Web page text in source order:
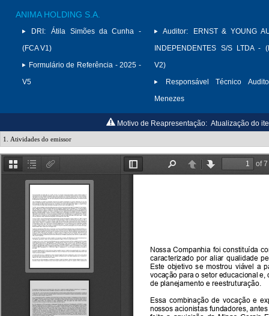
ANIMA HOLDING S.A.
DRI:
Átila Simões da Cunha -
(FCA V1)
Formulário de Referência - 2025 -
V5
Auditor:
ERNST & YOUNG
INDEPENDENTES S/S LTDA -
V2)
Responsável Técnico
Menezes
Motivo de Reapresentação: Atualização do